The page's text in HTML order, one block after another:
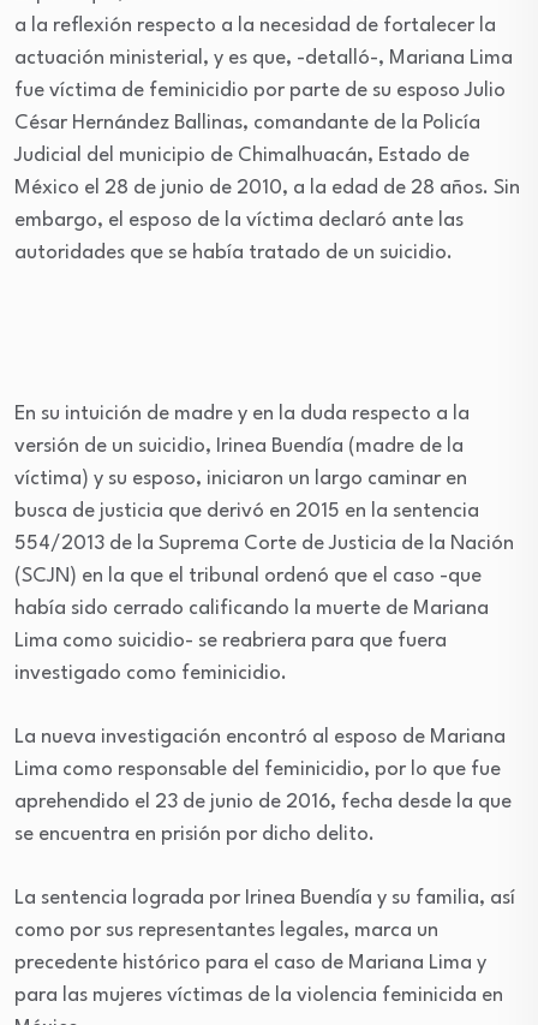
a la reflexión respecto a la necesidad de fortalecer la
actuación ministerial, y es que, -detalló-, Mariana Lima
fue víctima de feminicidio por parte de su esposo Julio
César Hernández Ballinas, comandante de la Policía
Judicial del municipio de Chimalhuacán, Estado de
México el 28 de junio de 2010, a la edad de 28 años. Sin
embargo, el esposo de la víctima declaró ante las
autoridades que se había tratado de un suicidio.
En su intuición de madre y en la duda respecto a la
versión de un suicidio, Irinea Buendía (madre de la
víctima) y su esposo, iniciaron un largo caminar en
busca de justicia que derivó en 2015 en la sentencia
554/2013 de la Suprema Corte de Justicia de la Nación
(SCJN) en la que el tribunal ordenó que el caso -que
había sido cerrado calificando la muerte de Mariana
Lima como suicidio- se reabriera para que fuera
investigado como feminicidio.
La nueva investigación encontró al esposo de Mariana
Lima como responsable del feminicidio, por lo que fue
aprehendido el 23 de junio de 2016, fecha desde la que
se encuentra en prisión por dicho delito.
La sentencia lograda por Irinea Buendía y su familia, así
como por sus representantes legales, marca un
precedente histórico para el caso de Mariana Lima y
para las mujeres víctimas de la violencia feminicida en